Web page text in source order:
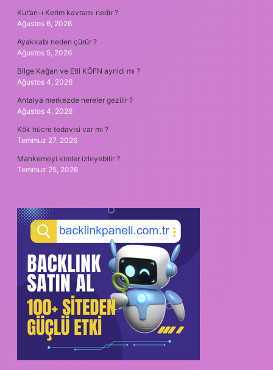
Kur’an-ı Kerim kavramı nedir ?
Ağustos 6, 2026
Ayakkabı neden çürür ?
Ağustos 5, 2026
Bilge Kağan ve Etil KÖFN ayrıldı mı ?
Ağustos 4, 2026
Antalya merkezde nereler gezilir ?
Ağustos 4, 2026
Kök hücre tedavisi var mı ?
Temmuz 27, 2026
Mahkemeyi kimler izleyebilir ?
Temmuz 25, 2026